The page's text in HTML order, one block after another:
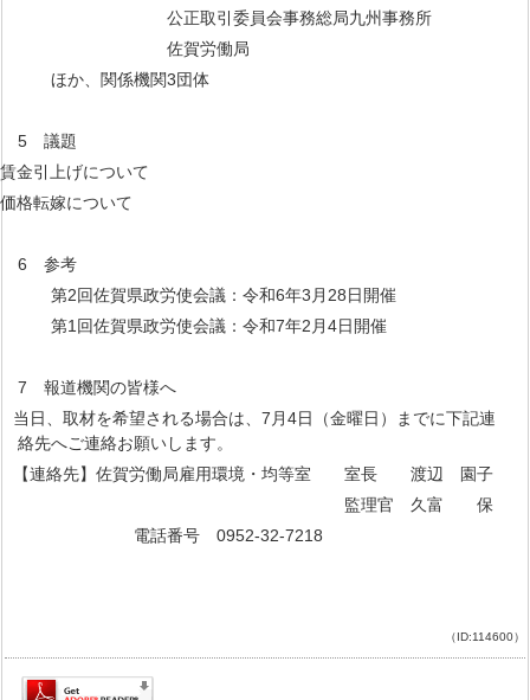
公正取引委員会事務総局九州事務所
佐賀労働局
ほか、関係機関3団体
5 議題
賃金引上げについて
価格転嫁について
6 参考
第2回佐賀県政労使会議：令和6年3月28日開催
第1回佐賀県政労使会議：令和7年2月4日開催
7 報道機関の皆様へ
、取材を希望される場合は、7月4日（金曜日）までに下記連
絡先へご連絡お願いします。
絡先】佐賀労働局雇用環境・均等室 室長 渡辺 園子
理官 久富 保
電話番号 0952-32-7218
（ID:114600）